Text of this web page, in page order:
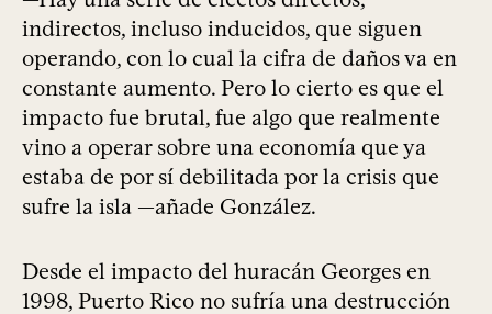
indirectos, incluso inducidos, que siguen
operando, con lo cual la cifra de daños va en
constante aumento. Pero lo cierto es que el
impacto fue brutal, fue algo que realmente
vino a operar sobre una economía que ya
estaba de por sí debilitada por la crisis que
sufre la isla —añade González.
Desde el impacto del huracán Georges en
1998, Puerto Rico no sufría una destrucción